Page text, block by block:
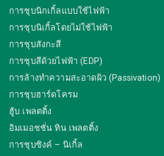
การชุบนิกเกิ้ลแบบใช้ไฟฟ้า
การชุบนิเกิ้ลโดยไม่ใช้ไฟฟ้า
การชุบสังกะสี
การชุบสีด้วยไฟฟ้า (EDP)
การล้างทำความสะอาดผิว (Passivation)
การชุบฮาร์ดโครม
ฮู้บ เพลตติ้ง
อิมเมอชชั่น ทิน เพลตติ้ง
การชุบซิงค์ – นิเกิ้ล